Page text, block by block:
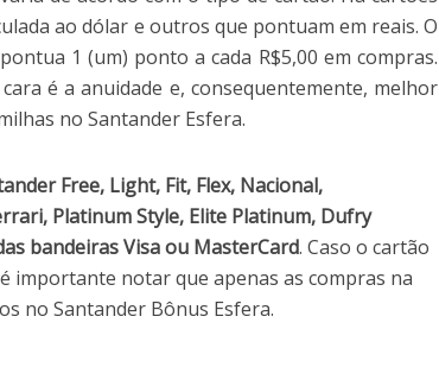
ao dólar e outros que pontuam em reais. O
1 (um) ponto a cada R$5,00 em compras.
é a anuidade e, consequentemente, melhor
no Santander Esfera.
Free, Light, Fit, Flex, Nacional,
Platinum Style, Elite Platinum, Dufry
bandeiras Visa ou MasterCard. Caso o cartão
importante notar que apenas as compras na
no Santander Bônus Esfera.